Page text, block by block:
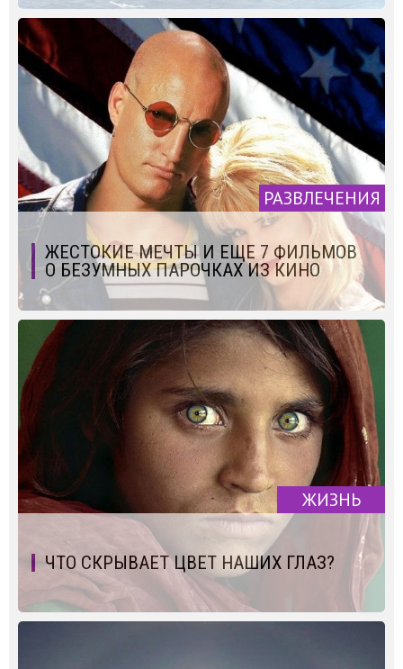
РАЗВЛЕЧЕНИЯ
ЖЕСТОКИЕ МЕЧТЫ И ЕЩЕ 7 ФИЛЬМОВ
О БЕЗУМНЫХ ПАРОЧКАХ ИЗ КИНО
ЖИЗНЬ
ЧТО СКРЫВАЕТ ЦВЕТ НАШИХ ГЛАЗ?